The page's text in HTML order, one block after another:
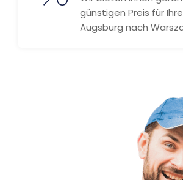
günstigen Preis für
Augsburg nach